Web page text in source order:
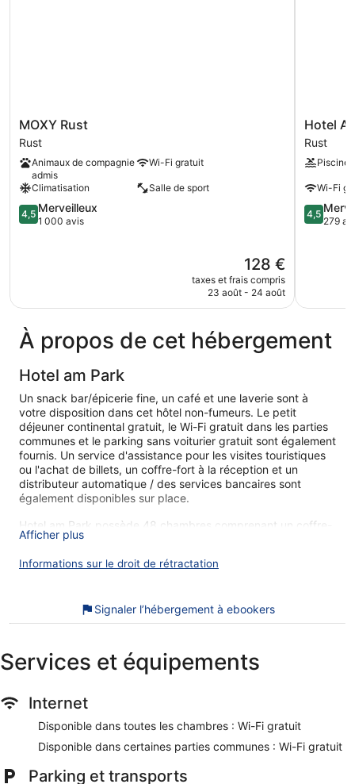
MOXY
Rust
Rust
MOXY Rust
Rust
Animaux de compagnie
admis
Wi-Fi gratuit
Climatisation Salle de sport
4.5
sur
4,5 Merveilleux
1 000 avis
Le
nouveau
prix
128 €
taxes et frais compris
23 août - 24 août
Hotel
Andante
Rust
Rust
Hotel
Rust
Piscine
Wi-Fi
4.5
sur
4,5
279
À propos de cet hébergement
Hotel am Park
Un snack bar/épicerie fine, un café et une laverie sont à
votre disposition dans cet hôtel non-fumeurs. Le petit
déjeuner continental gratuit, le Wi-Fi gratuit dans les parties
communes et le parking sans voiturier gratuit sont également
fournis. Un service d'assistance pour les visites touristiques
ou l'achat de billets, un coffre-fort à la réception et un
distributeur automatique / des services bancaires sont
également disponibles sur place.
Hotel am Park possède 48 chambres comprenant un coffre-
fort et un sèche-cheveux. Une télévision à écran plat 85 cm
Les salles de bain comprennent une douche et des articles
de ménage est proposé tous les jours et une literie
Lors de votre séjour dans Hotel am Park, vous ne serez qu'à
quelques minutes à pied de Réserve naturelle de
prestations de choix comme le petit déjeuner gratuit et
gratuit.
Wi-Fi gratuit
Afficher plus
Informations sur le droit de rétractation
Signaler l’hébergement à ebookers
Services et équipements
Internet
Disponible dans toutes les chambres : Wi-Fi gratuit
Disponible dans certaines parties communes : Wi-Fi gratuit
Parking et transports